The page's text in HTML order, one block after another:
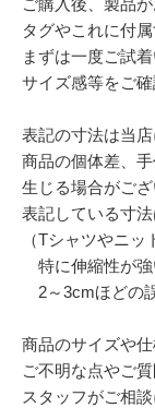
タグやこれに付
まずは一度ご試着
サイズ感等をご確
表記の寸法は当店
商品の個体差、
生じる場合がござ
表記している寸
（Tシャツやニ
特に伸縮性が強
2～3cmほどの
商品のサイズや
ご不明な点やご
スタッフがご相